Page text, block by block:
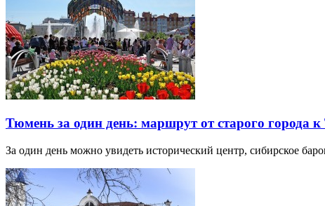
Тюмень за один день: маршрут от старого города к
За один день можно увидеть исторический центр, сибирское